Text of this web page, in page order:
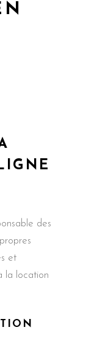
des
et
la location